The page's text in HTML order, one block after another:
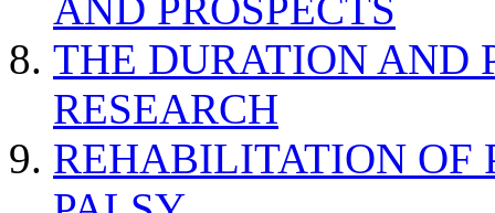
AND PROSPECTS
THE DURATION AND
RESEARCH
REHABILITATION OF